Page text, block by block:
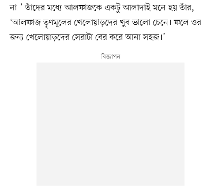
না।’ তাঁদের মধ্যে আলফাজকে একটু আলাদাই মনে হয় তাঁর,
‘আলফাজ তৃণমূলের খেলোয়াড়দের খুব ভালো চেনে। ফলে ওর
জন্য খেলোয়াড়দের সেরাটা বের করে আনা সহজ।’